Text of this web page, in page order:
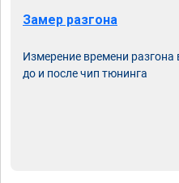
Замер разгона
Измерение времени разгона
до и после чип тюнинга